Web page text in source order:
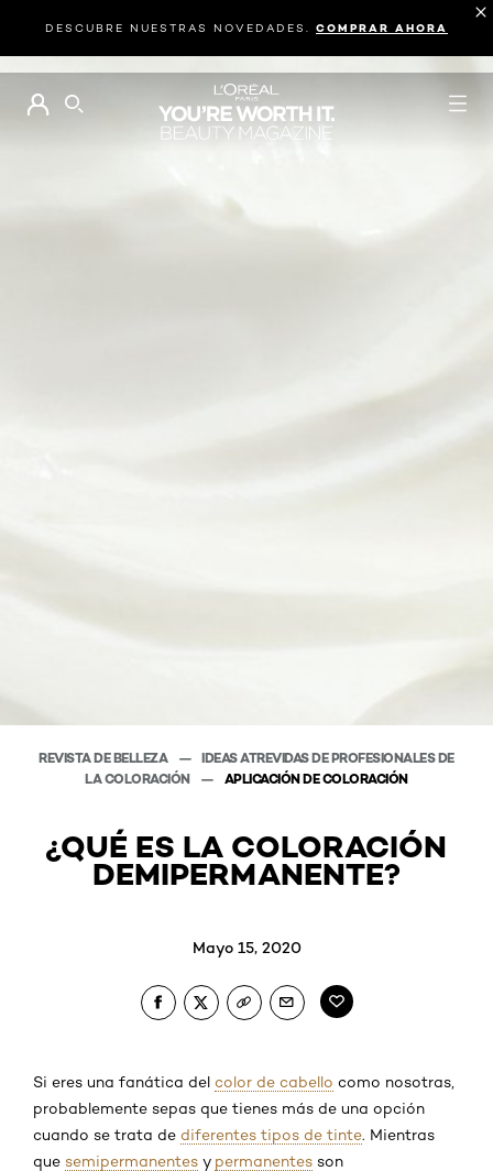
DESCUBRE NUESTRAS NOVEDADES. COMPRAR AHORA
BUSCAR
REVISTA DE BELLEZA
IDEAS ATREVIDAS DE PROFESIONALES DE
LA COLORACIÓN
APLICACIÓN DE COLORACIÓN
¿QUÉ ES LA COLORACIÓN
DEMIPERMANENTE?
Mayo 15, 2020
Si eres una fanática del color de cabello como nosotras,
probablemente sepas que tienes más de una opción
cuando se trata de diferentes tipos de tinte. Mientras
que semipermanentes y permanentes son